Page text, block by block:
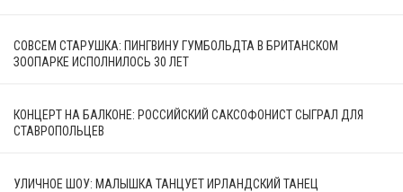
СОВСЕМ СТАРУШКА: ПИНГВИНУ ГУМБОЛЬДТА В БРИТАНСКОМ
ЗООПАРКЕ ИСПОЛНИЛОСЬ 30 ЛЕТ
КОНЦЕРТ НА БАЛКОНЕ: РОССИЙСКИЙ САКСОФОНИСТ СЫГРАЛ ДЛЯ
СТАВРОПОЛЬЦЕВ
УЛИЧНОЕ ШОУ: МАЛЫШКА ТАНЦУЕТ ИРЛАНДСКИЙ ТАНЕЦ